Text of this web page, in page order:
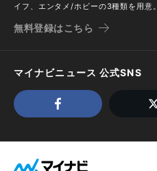
イフ、エンタメ/ホビーの3種類を用意。
無料登録はこちら
マイナビニュース 公式SNS